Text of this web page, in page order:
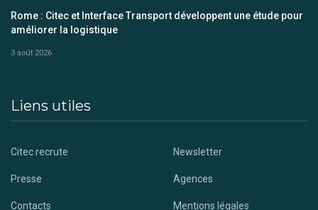
Rome : Citec et Interface Transport développent une étude pour
améliorer la logistique
3 août 2026
Liens utiles
Citec recrute Newsletter
Presse Agences
Contacts Mentions légales